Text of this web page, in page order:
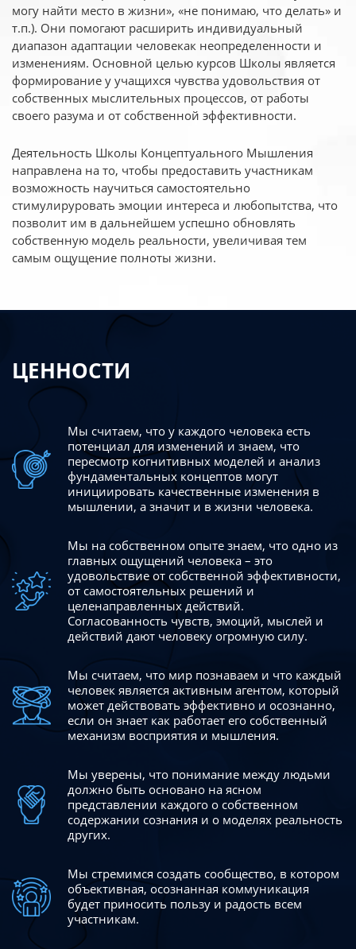
могу найти место в жизни», «не понимаю, что делать» и
т.п.). Они помогают расширить индивидуальный
диапазон адаптации человекак неопределенности и
изменениям. Основной целью курсов Школы является
формирование у учащихся чувства удовольствия от
собственных мыслительных процессов, от работы
своего разума и от собственной эффективности.
Деятельность Школы Концептуального Мышления
направлена на то, чтобы предоставить участникам
возможность научиться самостоятельно
стимулируровать эмоции интереса и любопытства, что
позволит им в дальнейшем успешно обновлять
собственную модель реальности, увеличивая тем
самым ощущение полноты жизни.
ЦЕННОСТИ
Мы считаем, что у каждого человека есть
потенциал для изменений и знаем, что
пересмотр когнитивных моделей и анализ
фундаментальных концептов могут
инициировать качественные изменения в
мышлении, а значит и в жизни человека.
Мы на собственном опыте знаем, что одно из
главных ощущений человека – это
удовольствие от собственной эффективности,
от самостоятельных решений и
целенаправленных действий.
Согласованность чувств, эмоций, мыслей и
действий дают человеку огромную силу.
Мы считаем, что мир познаваем и что каждый
человек является активным агентом, который
может действовать эффективно и осознанно,
если он знает как работает его собственный
механизм восприятия и мышления.
Мы уверены, что понимание между людьми
должно быть основано на ясном
представлении каждого о собственном
содержании сознания и о моделях реальность
других.
Мы стремимся создать сообщество, в котором
объективная, осознанная коммуникация
будет приносить пользу и радость всем
участникам.